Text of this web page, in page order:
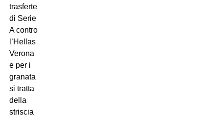
trasferte
di Serie
A contro
l’Hellas
Verona
e per i
granata
si tratta
della
striscia